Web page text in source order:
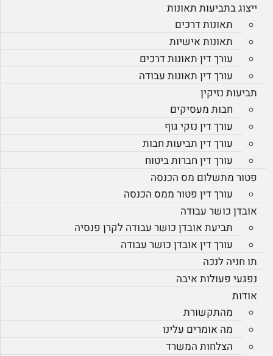
ייצוג בתביעות תאונות
תאונות דרכים
תאונות אישיות
עורך דין תאונות דרכים
עורך דין תאונות עבודה
תביעות נזיקין
חבות מעסיקים
עורך דין נזקי גוף
עורך דין תביעות חבות
עורך דין חברות ביטוח
פטור מתשלום מס הכנסה
עורך דין פטור ממס הכנסה
אובדן כושר עבודה
תביעת אובדן כושר עבודה לקרן פנסיה
עורך דין אובדן כושר עבודה
תו חניה לנכה
נפגעי פעולות איבה
אודות
מהתקשורת
מה אומרים עלינו
הצלחות המשרד